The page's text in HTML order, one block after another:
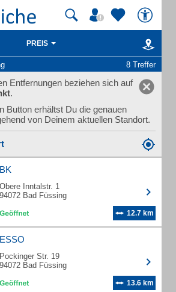
PREIS
8 Treffer
Entfernungen beziehen sich auf
.
Button erhältst Du die genauen
von Deinem aktuellen Standort.
BK
Obere Inntalstr. 1
94072 Bad Füssing
12.7 km
ESSO
Pockinger Str. 19
94072 Bad Füssing
13.6 km